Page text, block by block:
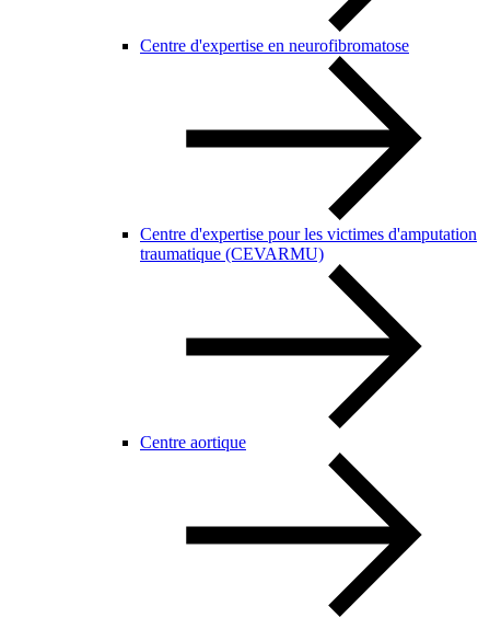
Centre d'expertise en neurofibromatose
Centre d'expertise pour les victimes d'amputation
traumatique (CEVARMU)
Centre aortique